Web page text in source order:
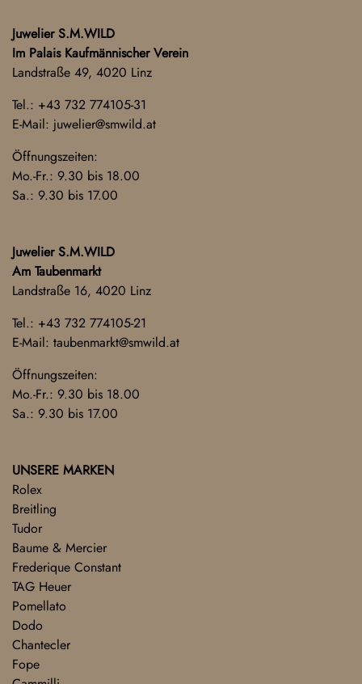
Juwelier S.M.WILD
Im Palais Kaufmännischer Verein
Landstraße 49, 4020 Linz
Tel.: +43 732 774105-31
E-Mail: juwelier@smwild.at
Öffnungszeiten:
Mo.-Fr.: 9.30 bis 18.00
Sa.: 9.30 bis 17.00
Juwelier S.M.WILD
Am Taubenmarkt
Landstraße 16, 4020 Linz
Tel.: +43 732 774105-21
E-Mail: taubenmarkt@smwild.at
Öffnungszeiten:
Mo.-Fr.: 9.30 bis 18.00
Sa.: 9.30 bis 17.00
UNSERE MARKEN
Rolex
Breitling
Tudor
Baume & Mercier
Frederique Constant
TAG Heuer
Pomellato
Dodo
Chantecler
Fope